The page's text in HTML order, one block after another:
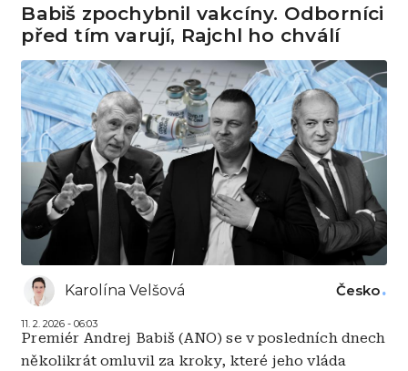
Babiš zpochybnil vakcíny. Odborníci
před tím varují, Rajchl ho chválí
Karolína Velšová
11. 2. 2026 - 06:03
Česko
Premiér Andrej Babiš (ANO) se v posledních dnech
několikrát omluvil za kroky, které jeho vláda